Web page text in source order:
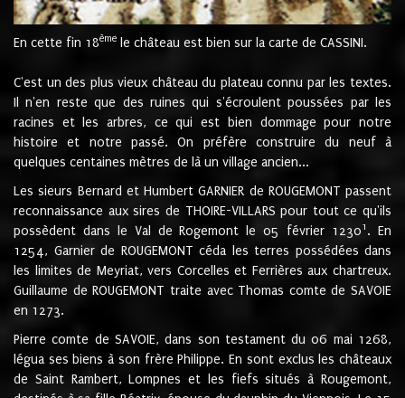
En cette fin 18ème le château est bien sur la carte de CASSINI.
C'est un des plus vieux château du plateau connu par les textes.
Il n'en reste que des ruines qui s'écroulent poussées par les
racines et les arbres, ce qui est bien dommage pour notre
histoire et notre passé. On préfère construire du neuf à
quelques centaines mètres de là un village ancien...
Les sieurs Bernard et Humbert GARNIER de ROUGEMONT passent
reconnaissance aux sires de THOIRE-VILLARS pour tout ce qu'ils
possèdent dans le Val de Rogemont le 05 février 12301 . En
1254, Garnier de ROUGEMONT céda les terres possédées dans
les limites de Meyriat, vers Corcelles et Ferrières aux chartreux.
Guillaume de ROUGEMONT traite avec Thomas comte de SAVOIE
en 1273.
Pierre comte de SAVOIE, dans son testament du 06 mai 1268,
légua ses biens à son frère Philippe. En sont exclus les châteaux
de Saint Rambert, Lompnes et les fiefs situés à Rougemont,